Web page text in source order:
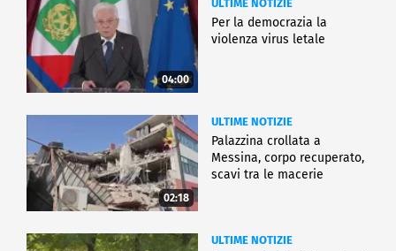
04:00
ULTIME NOTIZIE
Per la democrazia la
violenza virus letale
02:18
ULTIME NOTIZIE
Palazzina crollata a
Messina, corpo recuperato,
scavi tra le macerie
ULTIME NOTIZIE